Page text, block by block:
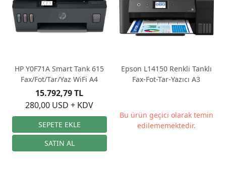
HP Y0F71A Smart Tank 615
Fax/Fot/Tar/Yaz WiFi A4
280,00 USD + KDV
15.792,79 TL
Epson L14150 Renkli Tanklı
Fax-Fot-Tar-Yazıcı A3
Bu ürün geçici olarak temin
edilememektedir.